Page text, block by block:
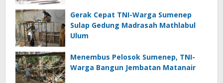
Gerak Cepat TNI-Warga Sumenep
Sulap Gedung Madrasah Mathlabul
Ulum
Menembus Pelosok Sumenep, TNI-
Warga Bangun Jembatan Matanair